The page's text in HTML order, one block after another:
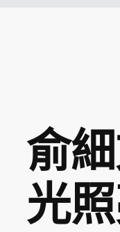
俞
光